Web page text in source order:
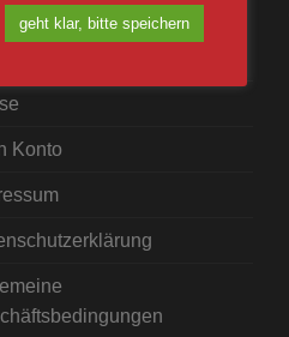
Konto
geht klar, bitte speichern